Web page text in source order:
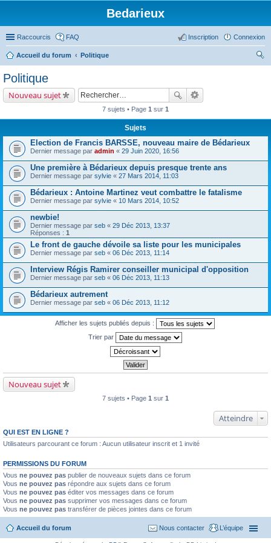
Bedarieux
Raccourcis FAQ Connexion
Inscription
Accueil du forum
Politique
Politique
Nouveau sujet
7 sujets • Page 1 sur 1
Sujets
Election de Francis BARSSE, nouveau maire de Bédarieux
Dernier message par admin « 29 Juin 2020, 16:56
Une première à Bédarieux depuis presque trente ans
Dernier message par sylvie « 27 Mars 2014, 11:03
Bédarieux : Antoine Martinez veut combattre le fatalisme
Dernier message par sylvie « 10 Mars 2014, 10:52
newbie!
Dernier message par seb « 29 Déc 2013, 13:37
Réponses : 1
Le front de gauche dévoile sa liste pour les municipales
Dernier message par seb « 06 Déc 2013, 11:14
Interview Régis Ramirer conseiller municipal d'opposition
Dernier message par seb « 06 Déc 2013, 11:13
Bédarieux autrement
Dernier message par seb « 06 Déc 2013, 11:12
Afficher les sujets publiés depuis :
Trier par
Nouveau sujet
7 sujets • Page 1 sur 1
Atteindre
QUI EST EN LIGNE ?
Utilisateurs parcourant ce forum : Aucun utilisateur inscrit et 1 invité
PERMISSIONS DU FORUM
Vous ne pouvez pas publier de nouveaux sujets dans ce forum
Vous ne pouvez pas répondre aux sujets dans ce forum
Vous ne pouvez pas éditer vos messages dans ce forum
Vous ne pouvez pas supprimer vos messages dans ce forum
Vous ne pouvez pas transférer de pièces jointes dans ce forum
Accueil du forum L’équipe
Nous contacter